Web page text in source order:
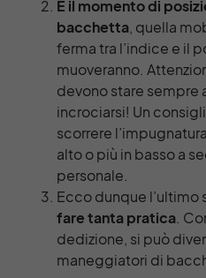
È il momento di
bacchetta , quella
ferma tra l’indice e il
muoveranno.
devono stare sempre
incrociarsi! Un
scorrere
alto o più in basso a
personale.
Ecco dunque l’ultimo
fare tanta pratica .
dedizione, si può
maneggiatori di